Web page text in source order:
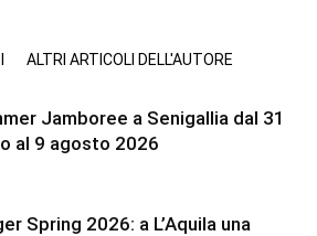
ALTRI ARTICOLI DELL'AUTORE
Jamboree a Senigallia dal 31
al 9 agosto 2026
Spring 2026: a L’Aquila una